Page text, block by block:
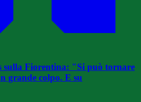
sulla Fiorentina: "Si può tornare
grande colpo. E su